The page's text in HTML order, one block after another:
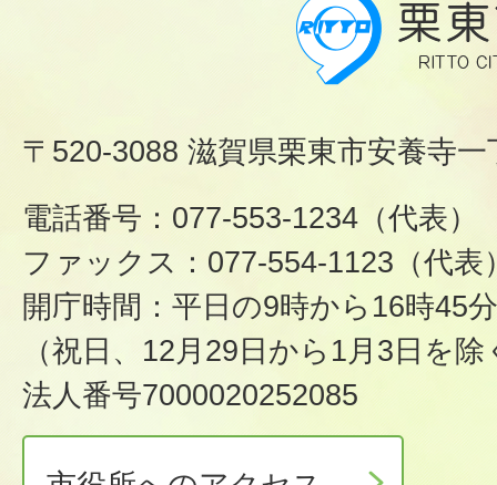
〒520-3088 滋賀県栗東市安養寺
電話番号：077-553-1234（代表）
ファックス：077-554-1123（代表
開庁時間：平日の9時から16時45分
（祝日、12月29日から1月3日を除
法人番号7000020252085